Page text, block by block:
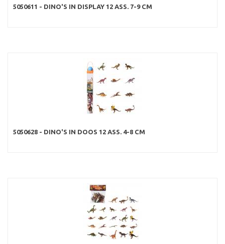
5050611 - DINO'S IN DISPLAY 12 ASS. 7-9 CM
5050628 - DINO'S IN DOOS 12 ASS. 4-8 CM